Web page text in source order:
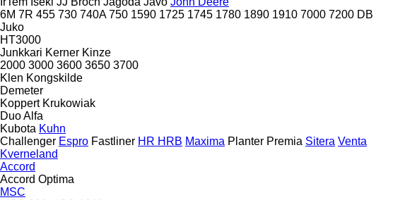
6M 7R 455 730 740A 750 1590 1725 1745 1780 1890 1910 7000 7200 DB
Juko
HT3000
Junkkari Kerner Kinze
2000 3000 3600 3650 3700
Klen Kongskilde
Demeter
Koppert Krukowiak
Duo Alfa
Kubota Kuhn
Challenger Espro Fastliner HR HRB Maxima Planter Premia Sitera Venta
Kverneland
Accord
Accord Optima
MSC